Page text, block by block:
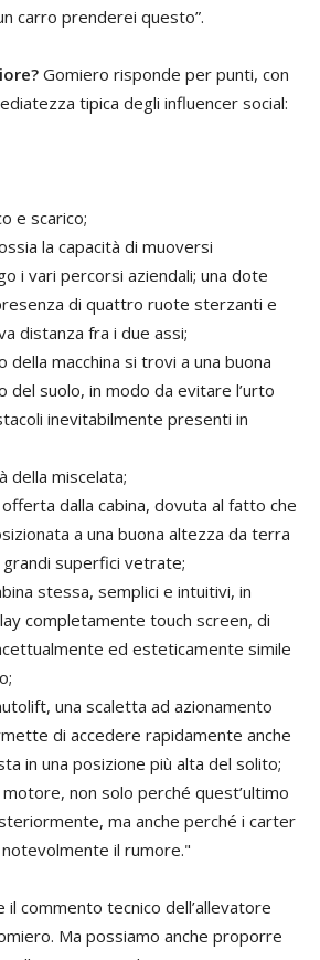
carro prenderei questo”.
Gomiero risponde per punti, con
tipica degli influencer social:
e scarico;
la capacità di muoversi
i vari percorsi aziendali; una dote
di quattro ruote sterzanti e
distanza fra i due assi;
della macchina si trovi a una buona
del suolo, in modo da evitare l’urto
inevitabilmente presenti in
della miscelata;
dalla cabina, dovuta al fatto che
a una buona altezza da terra
superfici vetrate;
stessa, semplici e intuitivi, in
completamente touch screen, di
ed esteticamente simile
una scaletta ad azionamento
di accedere rapidamente anche
in una posizione più alta del solito;
non solo perché quest’ultimo
ma anche perché i carter
il rumore."
il commento tecnico dell’allevatore
Ma possiamo anche proporre